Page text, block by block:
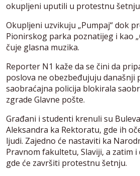
okupljeni uputili u protestnu
Okupljeni uzvikuju „Pumpaj“ dok
Pionirskog parka poznatijeg i kao
čuje glasna muzika.
Reporter N1 kaže da se čini da
poslova ne obezbeđujuju današnji
saobraćajna policija blokirala
zgrade Glavne pošte.
Građani i studenti krenuli su
Aleksandra ka Rektoratu, gde ih
ljudi. Zajedno će nastaviti ka
Pravnom fakultetu, Slaviji, a zatim i
gde će završiti protestnu šetnju.